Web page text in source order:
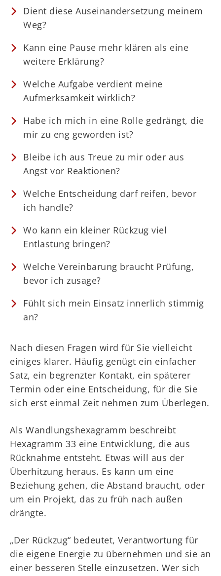
Dient diese Auseinandersetzung meinem
Weg?
Kann eine Pause mehr klären als eine
weitere Erklärung?
Welche Aufgabe verdient meine
Aufmerksamkeit wirklich?
Habe ich mich in eine Rolle gedrängt, die
mir zu eng geworden ist?
Bleibe ich aus Treue zu mir oder aus
Angst vor Reaktionen?
Welche Entscheidung darf reifen, bevor
ich handle?
Wo kann ein kleiner Rückzug viel
Entlastung bringen?
Welche Vereinbarung braucht Prüfung,
bevor ich zusage?
Fühlt sich mein Einsatz innerlich stimmig
an?
Nach diesen Fragen wird für Sie vielleicht
einiges klarer. Häufig genügt ein einfacher
Satz, ein begrenzter Kontakt, ein späterer
Termin oder eine Entscheidung, für die Sie
sich erst einmal Zeit nehmen zum Überlegen.
Als Wandlungshexagramm beschreibt
Hexagramm 33 eine Entwicklung, die aus
Rücknahme entsteht. Etwas will aus der
Überhitzung heraus. Es kann um eine
Beziehung gehen, die Abstand braucht, oder
um ein Projekt, das zu früh nach außen
drängte.
„Der Rückzug“ bedeutet, Verantwortung für
die eigene Energie zu übernehmen und sie an
einer besseren Stelle einzusetzen. Wer sich